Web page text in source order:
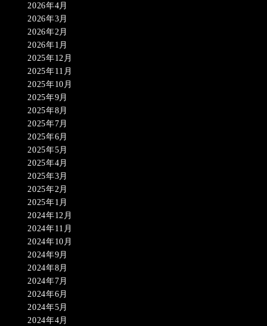
2026年4月
2026年3月
2026年2月
2026年1月
2025年12月
2025年11月
2025年10月
2025年9月
2025年8月
2025年7月
2025年6月
2025年5月
2025年4月
2025年3月
2025年2月
2025年1月
2024年12月
2024年11月
2024年10月
2024年9月
2024年8月
2024年7月
2024年6月
2024年5月
2024年4月